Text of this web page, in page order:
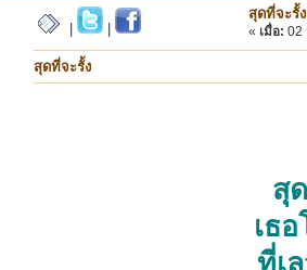
สุดที่จะรั้ง
« เมื่อ: 02
สุดที่จะรั้ง
สุ
เธ
ที่เ